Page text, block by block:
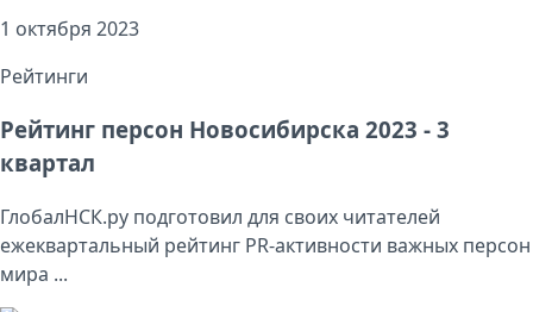
1 октября 2023
Рейтинги
Рейтинг персон Новосибирска 2023 - 3
квартал
ГлобалНСК.ру подготовил для своих читателей
ежеквартальный рейтинг PR-активности важных персон
мира ...